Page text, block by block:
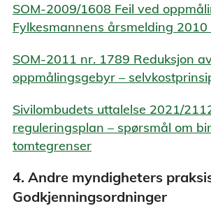
SOM-2009/1608 Feil ved
Fylkesmannens årsmelding 2010
SOM-2011 nr. 1789 Reduksjon
oppmålingsgebyr –
Sivilombudets uttalelse 2021/
reguleringsplan – spørsmål om
tomtegrenser
4. Andre myndigheters
Godkjenningsordninger